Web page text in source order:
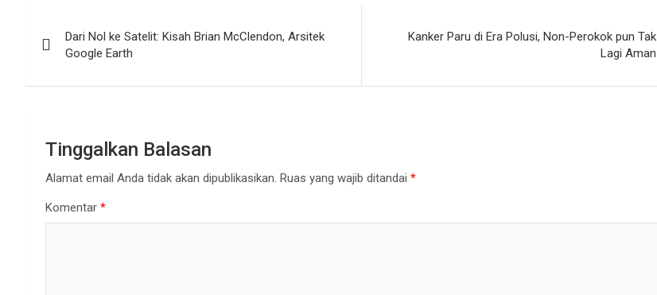
pos
Dari Nol ke Satelit: Kisah Brian McClendon, Arsitek
Google Earth
Kanker Paru di Era Polusi, Non-Perokok pun Tak
Lagi Aman
Tinggalkan Balasan
Alamat email Anda tidak akan dipublikasikan. Ruas yang wajib ditandai *
Komentar *